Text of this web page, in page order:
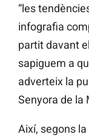
“les
infografia
partit davant
sapiguem a
adverteix la
Senyora de la
Així, segons